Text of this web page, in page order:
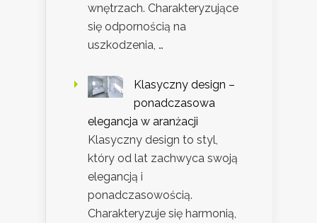
wnętrzach. Charakteryzujące
się odpornością na
uszkodzenia, …
Klasyczny design –
ponadczasowa
elegancja w aranżacji
Klasyczny design to styl,
który od lat zachwyca swoją
elegancją i
ponadczasowością.
Charakteryzuje się harmonią,